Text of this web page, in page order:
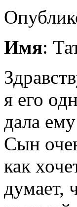
Имя:
я его
дала
Сын
как
думает,